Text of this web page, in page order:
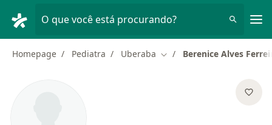
O que você está procurando?
Homepage Pediatra Uberaba Mudar de cidade
Berenice Alves